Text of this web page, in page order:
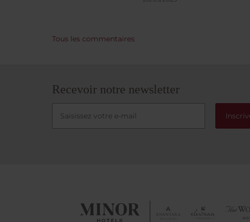
voyage de
nous
l'équipe.
Tous les commentaires
Recevoir notre newsletter